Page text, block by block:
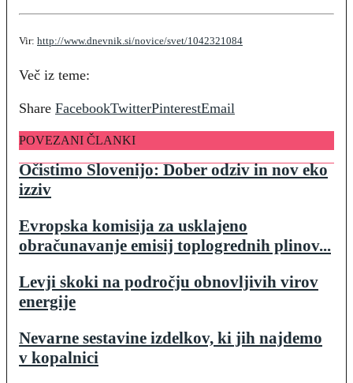
Vir: http://www.dnevnik.si/novice/svet/1042321084
Več iz teme:
Share FacebookTwitterPinterestEmail
POVEZANI ČLANKI
Očistimo Slovenijo: Dober odziv in nov eko
izziv
Evropska komisija za usklajeno
obračunavanje emisij toplogrednih plinov...
Levji skoki na področju obnovljivih virov
energije
Nevarne sestavine izdelkov, ki jih najdemo
v kopalnici